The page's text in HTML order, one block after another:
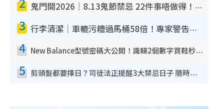
鬼門開2026｜8.13鬼節禁忌 22件事唔做得！燒肉、刺身要少食？半夜勿吹口哨/打呢個電話
3 行李清潔｜車轆污糟過馬桶58倍！專家警告忌用酒精抹 教1招免污手除菌
4 New Balance型號密碼大公開！識睇2個數字買鞋秒知功能免中伏 附5大熱門鞋款
5 剪頭髮都要擇日？司徒法正提醒3大禁忌日子 隨時剪走財運！呢日剪髮恐「剪壽命」？